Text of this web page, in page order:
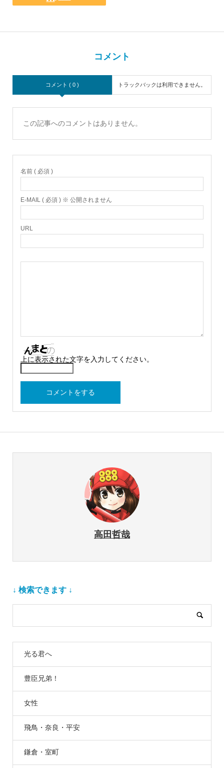
コメント
コメント ( 0 ) トラックバックは利用できません。
この記事へのコメントはありません。
名前 ( 必須 )
E-MAIL ( 必須 ) ※ 公開されません
URL
上に表示された文字を入力してください。
高田哲哉
↓ 検索できます ↓
光る君へ
豊臣兄弟！
女性
飛鳥・奈良・平安
鎌倉・室町